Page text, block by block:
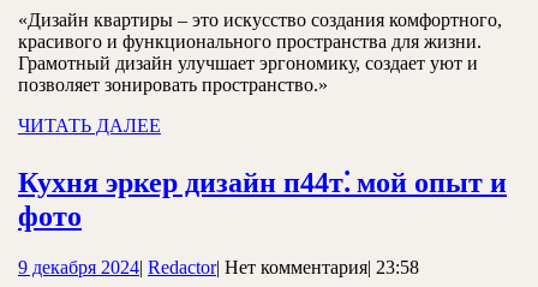
2024
«Дизайн квартиры – это искусство создания комфортного,
красивого и функционального пространства для жизни.
Грамотный дизайн улучшает эргономику, создает уют и
позволяет зонировать пространство.»
ЧИТАТЬ ДАЛЕЕ
Кухня эркер дизайн п44т⁚ мой опыт и
фото
дизайн
9 декабря 20249| RedactorRedactor
| Нет комментария| 23:58